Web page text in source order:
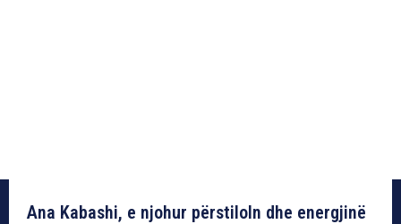
Ana Kabashi, e njohur përstiloln dhe energjinë